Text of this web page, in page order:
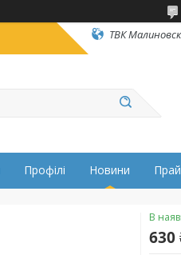
ТВК
Профілі Новини
В
630